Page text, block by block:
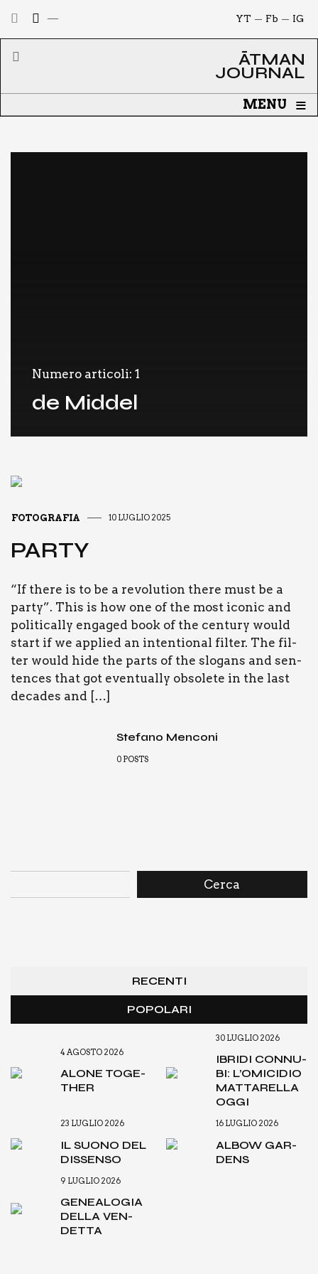
IG
Fb
YT
ĀTMAN
JOURNAL
MENU ≡
Numero articoli: 1
de Middel
FOTOGRAFIA 10 LUGLIO 2025
PAR­TY
“If the­re is to be a revo­lu­tion the­re must be a
par­ty”. This is how one of the most ico­nic and
poli­ti­cal­ly enga­ged book of the cen­tu­ry would
start if we applied an inten­tio­nal fil­ter. The fil­
ter would hide the parts of the slo­gans and sen­
ten­ces that got even­tual­ly obso­le­te in the last
deca­des and […]
Stefano Menconi
0 POSTS
Cerca
RECENTI
POPOLARI
4 AGOSTO 2026
ALO­NE TOGE­
THER
30 LUGLIO 2026
IBRI­DI CON­NU­
BI: L’O­MI­CI­DIO
MAT­TA­REL­LA
OGGI
23 LUGLIO 2026
IL SUO­NO DEL
DIS­SEN­SO
16 LUGLIO 2026
ALBOW GAR­
DENS
9 LUGLIO 2026
GENEA­LO­GIA
DEL­LA VEN­
DET­TA